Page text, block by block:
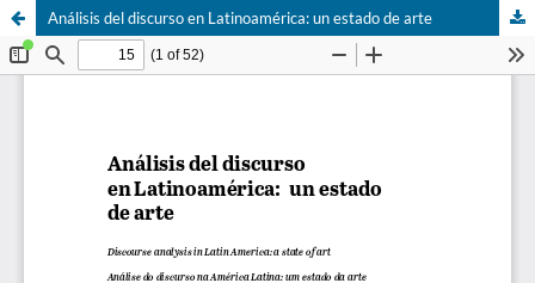
Análisis del discurso en Latinoamérica: un estado de arte